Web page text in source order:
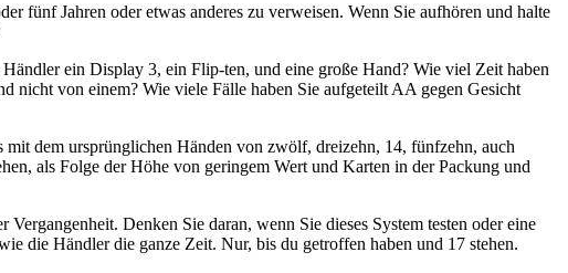
fünf Jahren oder etwas anderes zu verweisen. Wenn Sie aufhören und halte
ein Display 3, ein Flip-ten, und eine große Hand? Wie viel Zeit haben
nicht von einem? Wie viele Fälle haben Sie aufgeteilt AA gegen Gesicht
dem ursprünglichen Händen von zwölf, dreizehn, 14, fünfzehn, auch
als Folge der Höhe von geringem Wert und Karten in der Packung und
Vergangenheit. Denken Sie daran, wenn Sie dieses System testen oder eine
die Händler die ganze Zeit. Nur, bis du getroffen haben und 17 stehen.